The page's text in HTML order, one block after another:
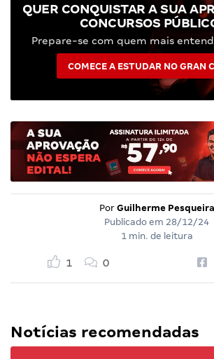
QUER CONQUISTAR A SUA
CONCURSOS
Prepare-se com quem mais
COMECE A ESTUDAR NO GRAN
Por Guilherme Pesqueira
Publicado em 28/12/24
1 min. de leitura
1 0
Notícias recomendadas